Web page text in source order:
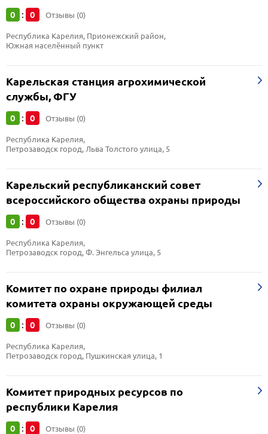
0 : 0 Отзывы (0)
Республика Карелия, Прионежский район,
Южная населённый пункт
Карельская станция агрохимической
службы, ФГУ
0 : 0 Отзывы (0)
Республика Карелия,
Петрозаводск город, Льва Толстого улица, 5
Карельский республиканский совет
всероссийского общества охраны природы
0 : 0 Отзывы (0)
Республика Карелия,
Петрозаводск город, Ф. Энгельса улица, 5
Комитет по охране природы филиал
комитета охраны окружающей среды
0 : 0 Отзывы (0)
Республика Карелия,
Петрозаводск город, Пушкинская улица, 1
Комитет природных ресурсов по
республики Карелия
0 : 0 Отзывы (0)